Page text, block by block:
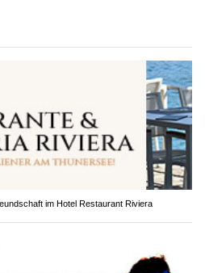
im Hotel Restaurant Riviera